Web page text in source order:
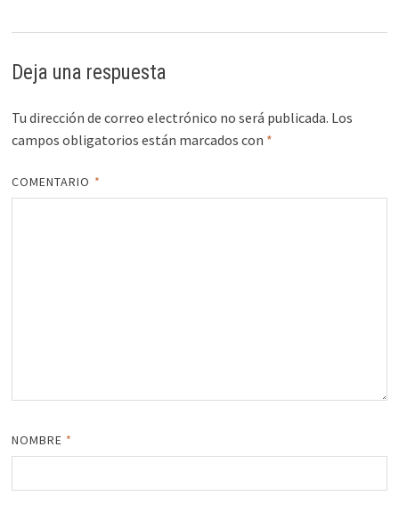
Deja una respuesta
Tu dirección de correo electrónico no será publicada. Los
campos obligatorios están marcados con *
COMENTARIO *
NOMBRE *